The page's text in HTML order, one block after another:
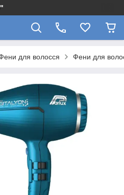
для волосся Фени для